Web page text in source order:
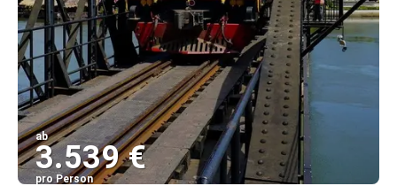
ab
3.539 €
pro Person